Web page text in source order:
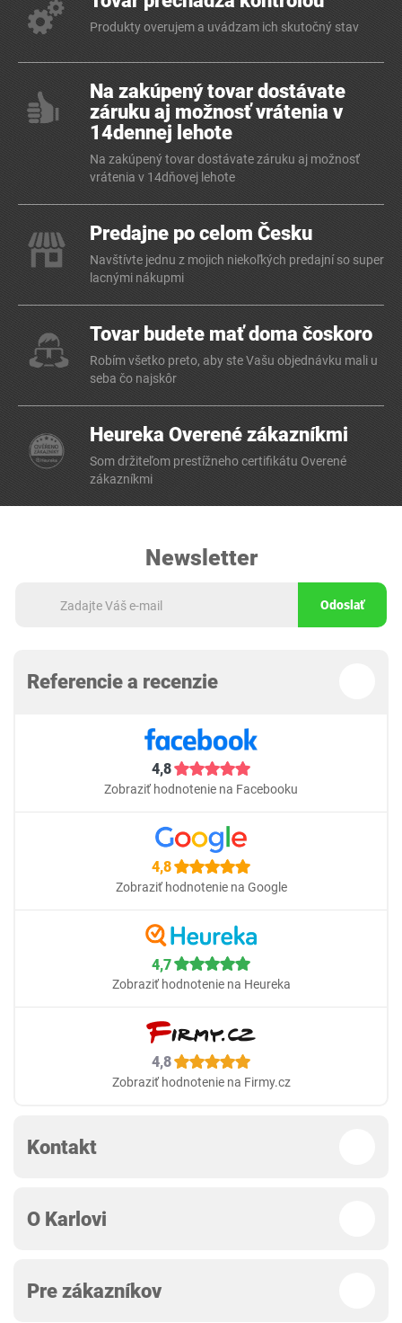
Produkty overujem a uvádzam ich skutočný stav
Na zakúpený tovar dostávate
záruku aj možnosť vrátenia v
14dennej lehote
Na zakúpený tovar dostávate záruku aj možnosť
vrátenia v 14dňovej lehote
Predajne po celom Česku
Navštívte jednu z mojich niekoľkých predajní so super
lacnými nákupmi
Tovar budete mať doma čoskoro
Robím všetko preto, aby ste Vašu objednávku mali u
seba čo najskôr
Heureka Overené zákazníkmi
Som držiteľom prestížneho certifikátu Overené
zákazníkmi
Newsletter
Odoslať
Referencie a recenzie
4,8
Zobraziť hodnotenie na Facebooku
4,8
Zobraziť hodnotenie na Google
4,7
Zobraziť hodnotenie na Heureka
4,8
Zobraziť hodnotenie na Firmy.cz
Kontakt
O Karlovi
Pre zákazníkov